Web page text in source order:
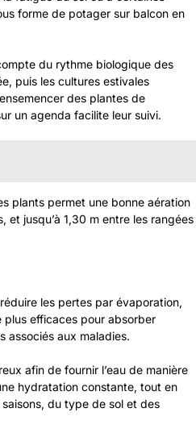
forme de potager sur balcon en
du rythme biologique des
puis les cultures estivales
des plantes de
un agenda facilite leur suivi.
plants permet une bonne aération
jusqu’à 1,30 m entre les rangées
les pertes par évaporation,
plus efficaces pour absorber
associés aux maladies.
afin de fournir l’eau de manière
hydratation constante, tout en
du type de sol et des